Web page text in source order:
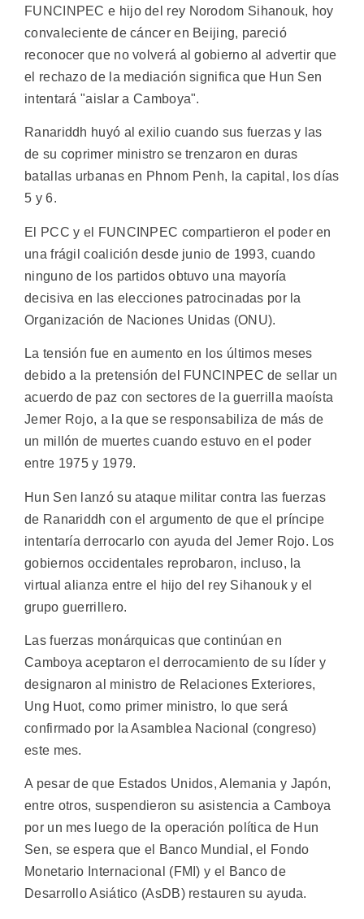
FUNCINPEC e hijo del rey Norodom Sihanouk, hoy
convaleciente de cáncer en Beijing, pareció
reconocer que no volverá al gobierno al advertir que
el rechazo de la mediación significa que Hun Sen
intentará "aislar a Camboya".
Ranariddh huyó al exilio cuando sus fuerzas y las
de su coprimer ministro se trenzaron en duras
batallas urbanas en Phnom Penh, la capital, los días
5 y 6.
El PCC y el FUNCINPEC compartieron el poder en
una frágil coalición desde junio de 1993, cuando
ninguno de los partidos obtuvo una mayoría
decisiva en las elecciones patrocinadas por la
Organización de Naciones Unidas (ONU).
La tensión fue en aumento en los últimos meses
debido a la pretensión del FUNCINPEC de sellar un
acuerdo de paz con sectores de la guerrilla maoísta
Jemer Rojo, a la que se responsabiliza de más de
un millón de muertes cuando estuvo en el poder
entre 1975 y 1979.
Hun Sen lanzó su ataque militar contra las fuerzas
de Ranariddh con el argumento de que el príncipe
intentaría derrocarlo con ayuda del Jemer Rojo. Los
gobiernos occidentales reprobaron, incluso, la
virtual alianza entre el hijo del rey Sihanouk y el
grupo guerrillero.
Las fuerzas monárquicas que continúan en
Camboya aceptaron el derrocamiento de su líder y
designaron al ministro de Relaciones Exteriores,
Ung Huot, como primer ministro, lo que será
confirmado por la Asamblea Nacional (congreso)
este mes.
A pesar de que Estados Unidos, Alemania y Japón,
entre otros, suspendieron su asistencia a Camboya
por un mes luego de la operación política de Hun
Sen, se espera que el Banco Mundial, el Fondo
Monetario Internacional (FMI) y el Banco de
Desarrollo Asiático (AsDB) restauren su ayuda.